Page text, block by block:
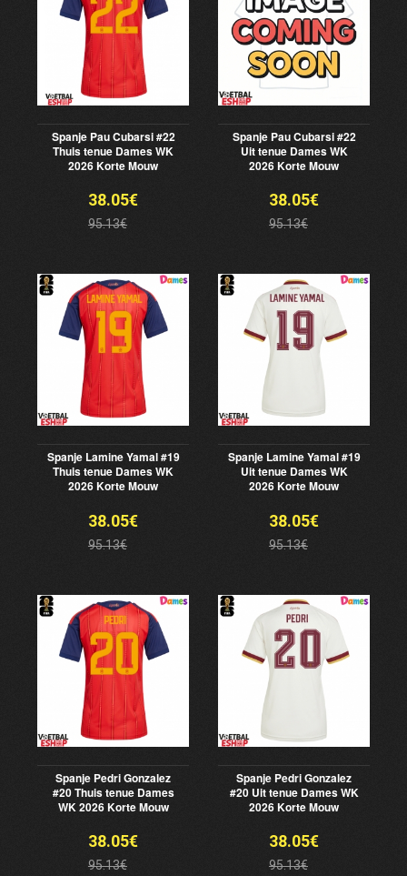
Spanje Pau Cubarsi #22
Thuis tenue Dames WK
2026 Korte Mouw
38.05€
95.13€
Spanje Pau Cubarsi #22
Uit tenue Dames WK
2026 Korte Mouw
38.05€
95.13€
Spanje Lamine Yamal #19
Thuis tenue Dames WK
2026 Korte Mouw
38.05€
95.13€
Spanje Lamine Yamal #19
Uit tenue Dames WK
2026 Korte Mouw
38.05€
95.13€
Spanje Pedri Gonzalez
#20 Thuis tenue Dames
WK 2026 Korte Mouw
38.05€
95.13€
Spanje Pedri Gonzalez
#20 Uit tenue Dames WK
2026 Korte Mouw
38.05€
95.13€